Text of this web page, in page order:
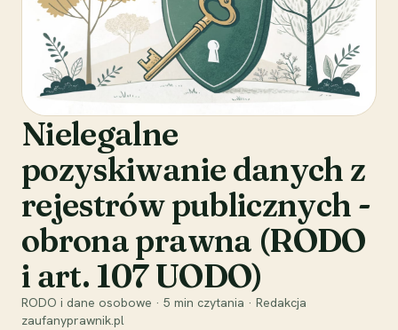
Nielegalne
pozyskiwanie danych z
rejestrów publicznych -
obrona prawna (RODO
i art. 107 UODO)
RODO i dane osobowe · 5 min czytania · Redakcja
zaufanyprawnik.pl